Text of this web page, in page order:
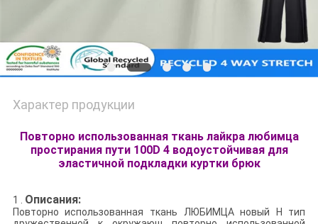
Характер продукции
Повторно использованная ткань лайкра любимца
простирания пути 100D 4 водоустойчивая для
эластичной подкладки куртки брюк
1 . Описания:
Повторно использованная ткань ЛЮБИМЦА новый Н тип